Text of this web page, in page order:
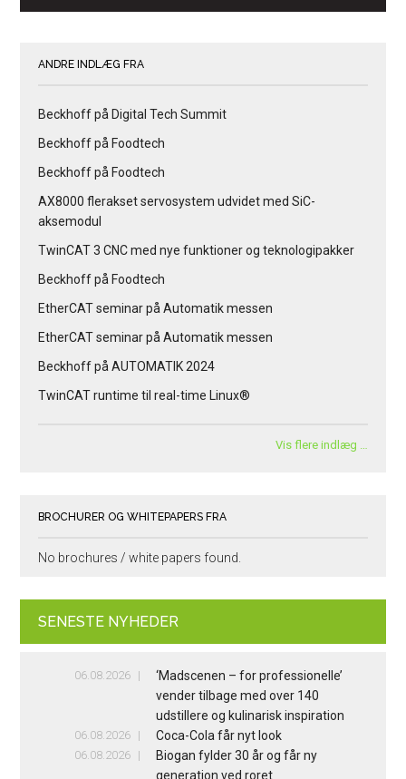
ANDRE INDLÆG FRA
Beckhoff på Digital Tech Summit
Beckhoff på Foodtech
Beckhoff på Foodtech
AX8000 flerakset servosystem udvidet med SiC-
aksemodul
TwinCAT 3 CNC med nye funktioner og teknologipakker
Beckhoff på Foodtech
EtherCAT seminar på Automatik messen
EtherCAT seminar på Automatik messen
Beckhoff på AUTOMATIK 2024
TwinCAT runtime til real-time Linux®
Vis flere indlæg …
BROCHURER OG WHITEPAPERS FRA
No brochures / white papers found.
SENESTE NYHEDER
06.08.2026
‘Madscenen – for professionelle’
vender tilbage med over 140
udstillere og kulinarisk inspiration
06.08.2026 Coca-Cola får nyt look
06.08.2026
Biogan fylder 30 år og får ny
generation ved roret